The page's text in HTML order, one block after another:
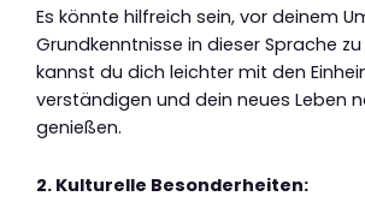
Es könnte hilfreich sein, vor deinem
Grundkenntnisse in dieser Sprache
kannst du dich leichter mit den
verständigen und dein neues Leben
genießen.
2. Kulturelle Besonderheiten: